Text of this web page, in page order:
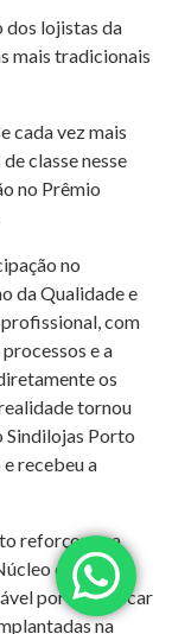
dos lojistas da
mais tradicionais
cada vez mais
classe nesse
no Prêmio
no
da Qualidade e
com
e a
os
tornou
Sindilojas Porto
recebeu a
reforçou sua
de
por identificar
na